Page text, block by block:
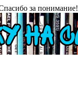
за понимание!